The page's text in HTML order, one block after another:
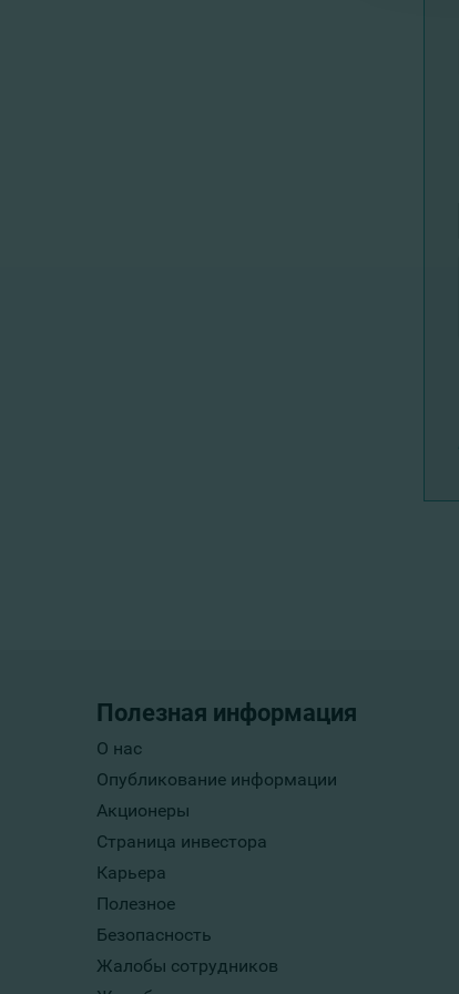
Полезная информация
О нас
Опубликование информации
Акционеры
Страница инвестора
Карьера
Полезное
Безопасность
Жалобы сотрудников